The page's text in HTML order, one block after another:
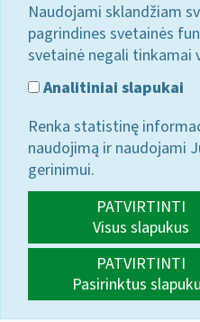
Naudojami sklandžiam
pagrindines svetainės
svetainė negali tinkamai
Analitiniai slapukai
Renka statistinę
naudojimą ir naudojami
gerinimui.
PATVIRTINTI
Visus slapukus
PATVIRTINTI
Pasirinktus